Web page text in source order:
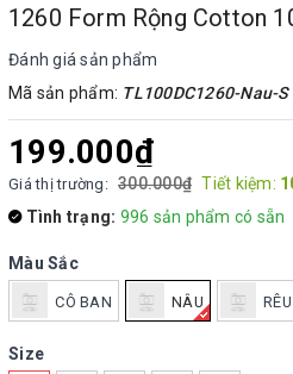
1260 Form Rộng Cotton
Đánh giá sản phẩm
Mã sản phẩm: TL100DC1260-Nau-S
199.000₫
Giá thị trường: 300.000₫ Tiết kiệm:
Tình trạng: 996 sản phẩm có sẵn
Màu Sắc
CÔ BAN NÂU RÊU
Size